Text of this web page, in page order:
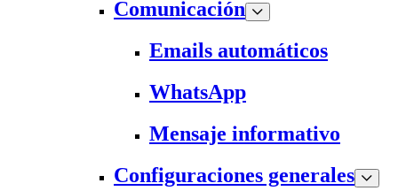
Comunicación
Emails automáticos
WhatsApp
Mensaje informativo
Configuraciones generales